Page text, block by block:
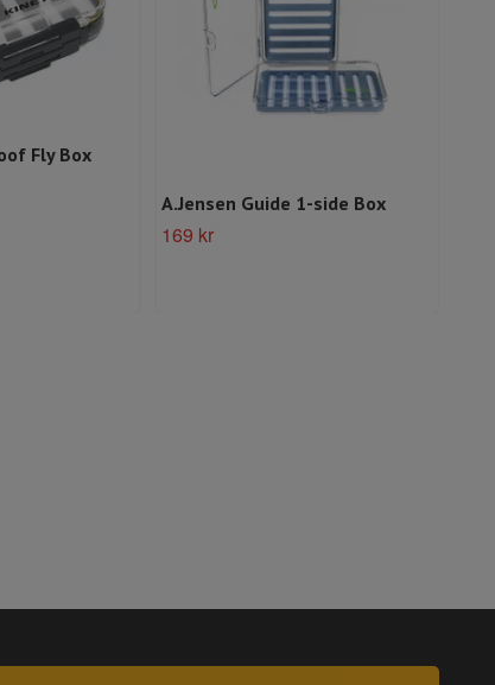
Fly Box
A.Jensen Guide 1-side Box
169 kr